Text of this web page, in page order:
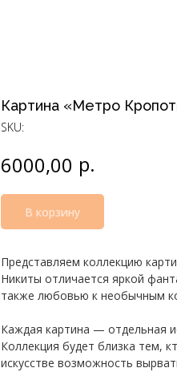
Картина «Метро
SKU:
6000,00 р.
В корзину
Представляем коллекцию
Никиты отличается яркой
также любовью к необычным
Каждая картина — отдельная
Коллекция будет близка тем,
искусстве возможность